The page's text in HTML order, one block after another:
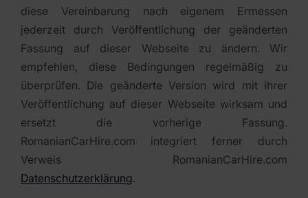
diese Vereinbarung nach eigenem Ermessen
jederzeit durch Veröffentlichung der geänderten
Fassung auf dieser Webseite zu ändern. Wir
empfehlen, diese Bedingungen regelmäßig zu
überprüfen. Die geänderte Version wird mit ihrer
Veröffentlichung auf dieser Webseite wirksam und
ersetzt die vorherige Fassung.
RomanianCarHire.com integriert ferner durch
Verweis RomanianCarHire.com
Datenschutzerklärung.